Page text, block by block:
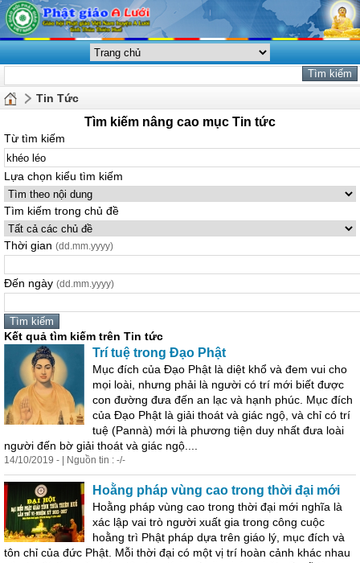
Tin Tức
Tìm kiếm nâng cao mục Tin tức
Từ tìm kiếm
Lựa chọn kiểu tìm kiếm
Tìm kiếm trong chủ đề
Thời gian (dd.mm.yyyy)
Đến ngày (dd.mm.yyyy)
Kết quả tìm kiếm trên Tin tức
Trí tuệ trong Đạo Phật
Mục đích của Đạo Phật là diệt khổ và đem vui cho
mọi loài, nhưng phải là người có trí mới biết được
con đường đưa đến an lạc và hạnh phúc. Mục đích
của Đạo Phật là giải thoát và giác ngộ, và chỉ có trí
tuệ (Pannà) mới là phương tiện duy nhất đưa loài
người đến bờ giải thoát và giác ngộ....
14/10/2019 - | Nguồn tin : -/-
Hoằng pháp vùng cao trong thời đại mới
Hoằng pháp vùng cao trong thời đại mới nghĩa là
xác lập vai trò người xuất gia trong công cuộc
hoằng trì Phật pháp dựa trên giáo lý, mục đích và
tôn chỉ của đức Phật. Mỗi thời đại có một vị trí hoàn cảnh khác nhau